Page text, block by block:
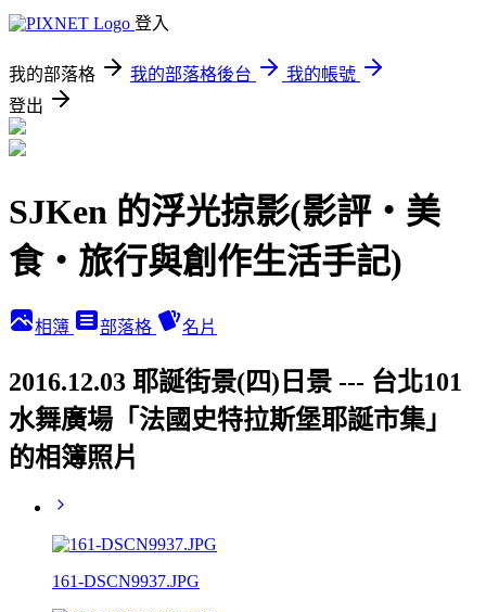
登入
我的部落格 我的部落格後台
我的帳號
登出
SJKen 的浮光掠影(影評‧美
食‧旅行與創作生活手記)
相簿 部落格 名片
2016.12.03 耶誕街景(四)日景 --- 台北101
水舞廣場「法國史特拉斯堡耶誕市集」
的相簿照片
161-DSCN9937.JPG